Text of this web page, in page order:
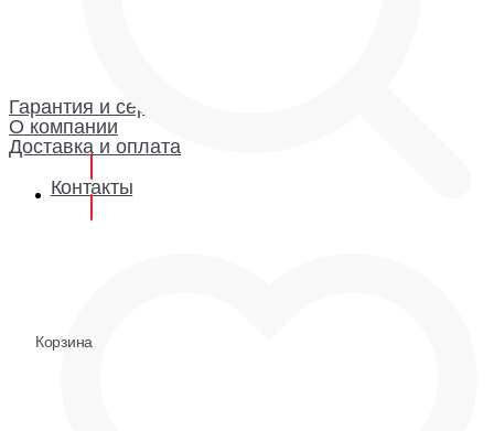
Гарантия и сервис
О компании
Доставка и оплата
Контакты
Корзина